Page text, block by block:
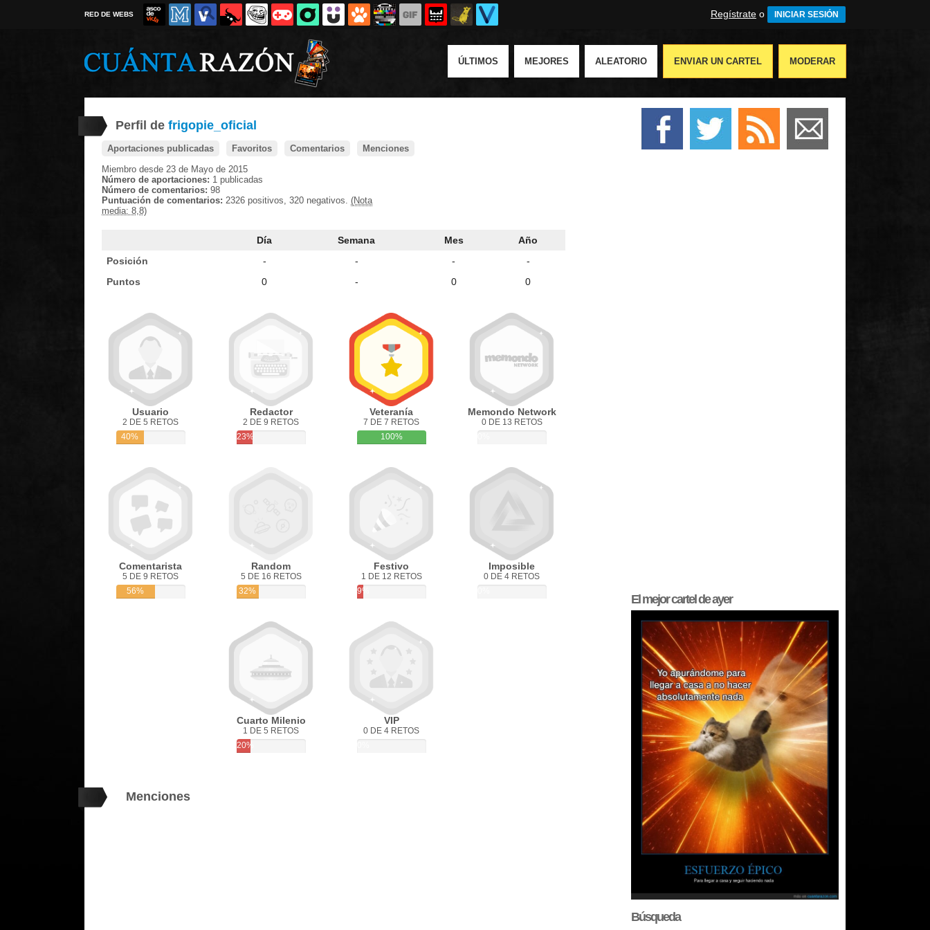
RED DE WEBS Regístrate o INICIAR SESIÓN
ÚLTIMOS MEJORES ALEATORIO ENVIAR UN CARTEL MODERAR
Perfil de frigopie_oficial
Aportaciones publicadas Favoritos Comentarios
Menciones
Miembro desde 23 de Mayo de 2015
Número de aportaciones: 1 publicadas
Número de comentarios: 98
Puntuación de comentarios: 2326 positivos, 320 negativos. (Nota
media: 8,8)
Día Semana Mes
Año
Posición
- - -
-
Puntos
0 - 0 0
Usuario
2 DE 5 RETOS
40%
Redactor
2 DE 9 RETOS
23%
Veteranía
7 DE 7 RETOS
100%
Memondo Network
0 DE 13 RETOS
Comentarista
5 DE 9 RETOS
56%
Random
5 DE 16 RETOS
32%
Festivo
1 DE 12 RETOS
9%
Imposible
0 DE 4 RETOS
Cuarto Milenio
1 DE 5 RETOS
20%
VIP
0 DE 4 RETOS
Menciones
El mejorcartel de ayer
Búsqueda